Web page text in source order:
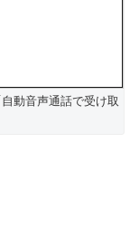
動音声通話で受け取